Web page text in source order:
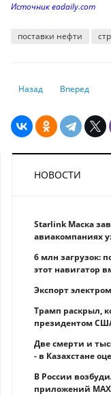
Источник eadaily.com
поставки нефти
Предыдущий:
Назад Следующий:
Вперед
НОВОСТИ
Starlink Маска
авиакомпаниях
6 млн загрузок:
этот навигатор
Экспорт
Трамп раскрыл,
президентом
Две смерти и
- в Казахстане
В России
приложений